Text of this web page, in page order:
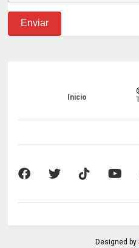
Inicio
Designed by